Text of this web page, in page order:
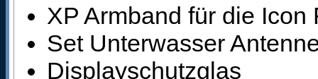
XP Armband für die Icon
Set Unterwasser
Displayschutzglas